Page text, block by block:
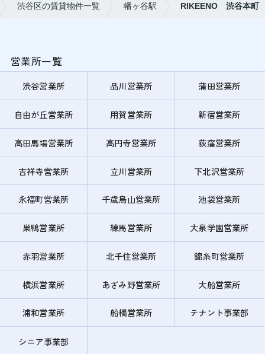
渋谷区の賃貸物件一覧 幡ヶ谷駅 RIKEENO 渋谷本町
営業所一覧
渋谷営業所 品川営業所 蒲田営業所
自由が丘営業所 用賀営業所 新宿営業所
高田馬場営業所 高円寺営業所 荻窪営業所
吉祥寺営業所 立川営業所 下北沢営業所
永福町営業所 千歳烏山営業所 池袋営業所
巣鴨営業所 練馬営業所 大泉学園営業所
赤羽営業所 北千住営業所 錦糸町営業所
横浜営業所 あざみ野営業所 大船営業所
浦和営業所 船橋営業所 テナント事業部
シニア事業部